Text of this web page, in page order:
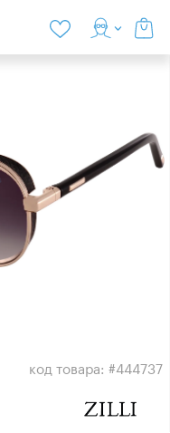
код товара: #444737